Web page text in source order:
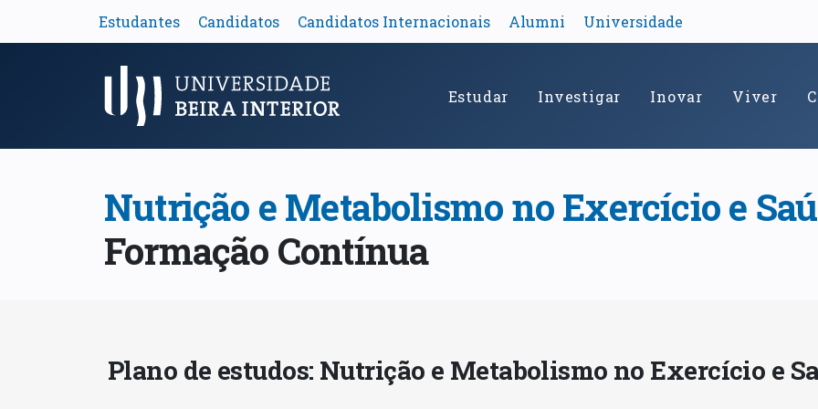
Estudantes Candidatos Candidatos Internacionais Alumni Universidade
Menu Principal Estudar Investigar Inovar Viver
Nutrição e Metabolismo no Exercício e
Formação Contínua
Plano de estudos: Nutrição e Metabolismo no Exercício e